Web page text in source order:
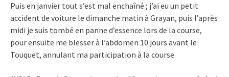
Puis en janvier tout s’est mal enchaîné ; j’ai eu un petit
accident de voiture le dimanche matin à Grayan, puis l’après
midi je suis tombé en panne d’essence lors de la course,
pour ensuite me blesser à l’abdomen 10 jours avant le
Touquet, annulant ma participation à la course.